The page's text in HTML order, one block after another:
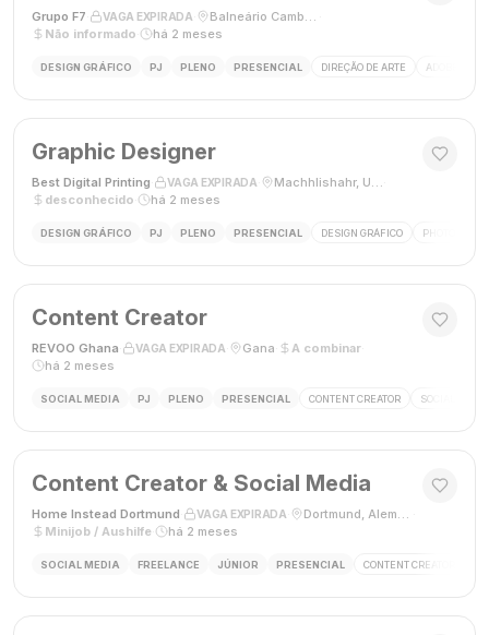
Grupo F7 VAGA EXPIRADA Balneário Camboriú, SC, Brasil
Não informado
há 2 meses
DESIGN GRÁFICO PJ PLENO PRESENCIAL DIREÇÃO DE ARTE ADOBE
Graphic Designer
Best Digital Printing VAGA EXPIRADA Machhlishahr, Uttar Pradesh, Índia
desconhecido
há 2 meses
DESIGN GRÁFICO PJ PLENO PRESENCIAL DESIGN GRÁFICO PHOTOSHOP
Content Creator
REVOO Ghana VAGA EXPIRADA Gana A combinar·
há 2 meses
SOCIAL MEDIA PJ PLENO PRESENCIAL CONTENT CREATOR SOCIAL MEDIA
Content Creator & Social Media
Home Instead Dortmund VAGA EXPIRADA Dortmund, Alemanha
Minijob / Aushilfe
há 2 meses
SOCIAL MEDIA FREELANCE JÚNIOR PRESENCIAL CONTENT CREATOR